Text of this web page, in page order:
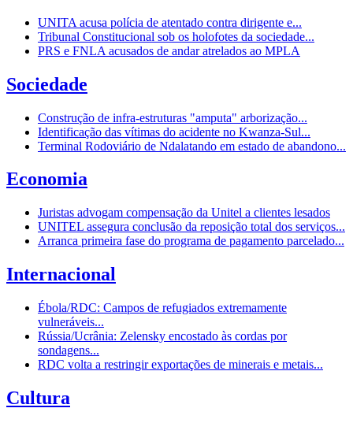
UNITA acusa polícia de atentado contra dirigente e...
Tribunal Constitucional sob os holofotes da sociedade...
PRS e FNLA acusados de andar atrelados ao MPLA
Sociedade
Construção de infra-estruturas "amputa" arborização...
Identificação das vítimas do acidente no Kwanza-Sul...
Terminal Rodoviário de Ndalatando em estado de abandono...
Economia
Juristas advogam compensação da Unitel a clientes lesados
UNITEL assegura conclusão da reposição total dos serviços...
Arranca primeira fase do programa de pagamento parcelado...
Internacional
Ébola/RDC: Campos de refugiados extremamente
vulneráveis...
Rússia/Ucrânia: Zelensky encostado às cordas por
sondagens...
RDC volta a restringir exportações de minerais e metais...
Cultura